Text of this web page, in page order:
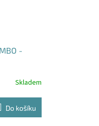
-
Skladem
Do košíku